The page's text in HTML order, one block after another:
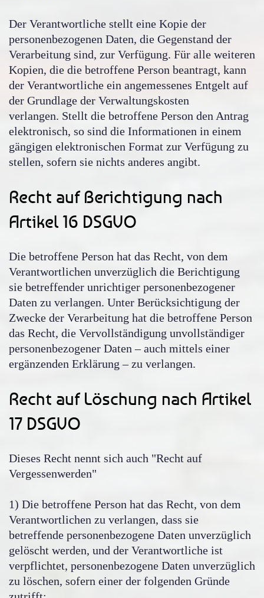
Der Verantwortliche stellt eine Kopie der
personenbezogenen Daten, die Gegenstand der
Verarbeitung sind, zur Verfügung. Für alle weiteren
Kopien, die die betroffene Person beantragt, kann
der Verantwortliche ein angemessenes Entgelt auf
der Grundlage der Verwaltungskosten
verlangen. Stellt die betroffene Person den Antrag
elektronisch, so sind die Informationen in einem
gängigen elektronischen Format zur Verfügung zu
stellen, sofern sie nichts anderes angibt.
Recht auf Berichtigung nach
Artikel 16 DSGVO
Die betroffene Person hat das Recht, von dem
Verantwortlichen unverzüglich die Berichtigung
sie betreffender unrichtiger personenbezogener
Daten zu verlangen. Unter Berücksichtigung der
Zwecke der Verarbeitung hat die betroffene Person
das Recht, die Vervollständigung unvollständiger
personenbezogener Daten – auch mittels einer
ergänzenden Erklärung – zu verlangen.
Recht auf Löschung nach Artikel
17 DSGVO
Dieses Recht nennt sich auch "Recht auf
Vergessenwerden"
1) Die betroffene Person hat das Recht, von dem
Verantwortlichen zu verlangen, dass sie
betreffende personenbezogene Daten unverzüglich
gelöscht werden, und der Verantwortliche ist
verpflichtet, personenbezogene Daten unverzüglich
zu löschen, sofern einer der folgenden Gründe